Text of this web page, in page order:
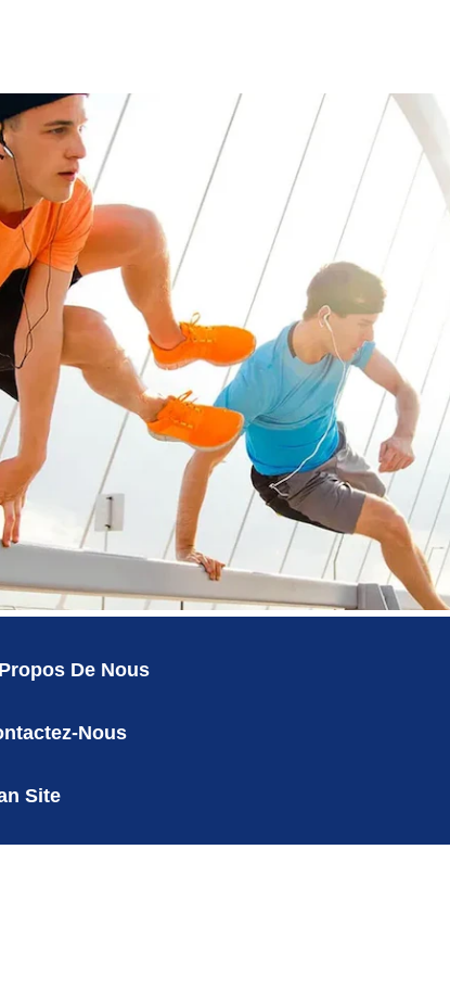
De Nous
Nous
Site